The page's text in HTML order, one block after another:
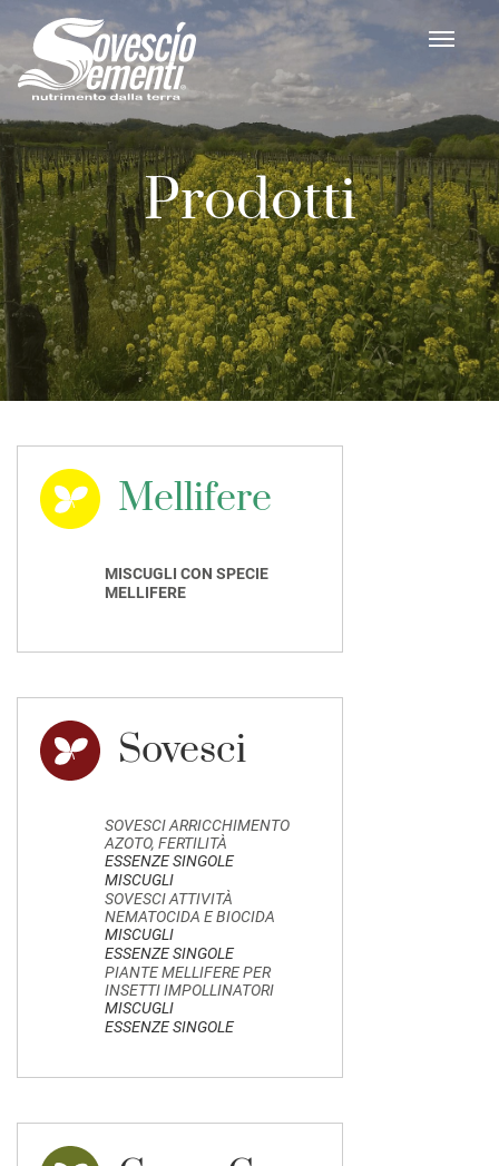
Prodotti
Mellifere
MISCUGLI CON SPECIE
MELLIFERE
Sovesci
SOVESCI ARRICCHIMENTO
AZOTO, FERTILITÀ
ESSENZE SINGOLE
MISCUGLI
SOVESCI ATTIVITÀ
NEMATOCIDA E BIOCIDA
MISCUGLI
ESSENZE SINGOLE
PIANTE MELLIFERE PER
INSETTI IMPOLLINATORI
MISCUGLI
ESSENZE SINGOLE